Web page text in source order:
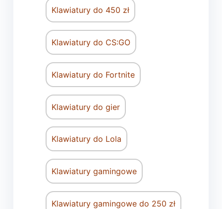
Klawiatury do 450 zł
Klawiatury do CS:GO
Klawiatury do Fortnite
Klawiatury do gier
Klawiatury do Lola
Klawiatury gamingowe
Klawiatury gamingowe do 250 zł